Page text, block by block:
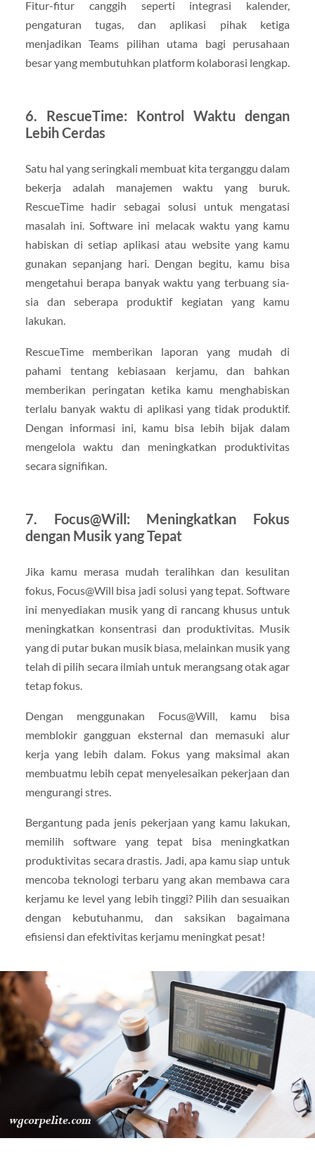
Fitur-fitur canggih seperti integrasi kalender,
pengaturan tugas, dan aplikasi pihak ketiga
menjadikan Teams pilihan utama bagi perusahaan
besar yang membutuhkan platform kolaborasi lengkap.
6. RescueTime: Kontrol Waktu dengan
Lebih Cerdas
Satu hal yang seringkali membuat kita terganggu dalam
bekerja adalah manajemen waktu yang buruk.
RescueTime hadir sebagai solusi untuk mengatasi
masalah ini. Software ini melacak waktu yang kamu
habiskan di setiap aplikasi atau website yang kamu
gunakan sepanjang hari. Dengan begitu, kamu bisa
mengetahui berapa banyak waktu yang terbuang sia-
sia dan seberapa produktif kegiatan yang kamu
lakukan.
RescueTime memberikan laporan yang mudah di
pahami tentang kebiasaan kerjamu, dan bahkan
memberikan peringatan ketika kamu menghabiskan
terlalu banyak waktu di aplikasi yang tidak produktif.
Dengan informasi ini, kamu bisa lebih bijak dalam
mengelola waktu dan meningkatkan produktivitas
secara signifikan.
7. Focus@Will: Meningkatkan Fokus
dengan Musik yang Tepat
Jika kamu merasa mudah teralihkan dan kesulitan
fokus, Focus@Will bisa jadi solusi yang tepat. Software
ini menyediakan musik yang di rancang khusus untuk
meningkatkan konsentrasi dan produktivitas. Musik
yang di putar bukan musik biasa, melainkan musik yang
telah di pilih secara ilmiah untuk merangsang otak agar
tetap fokus.
Dengan menggunakan Focus@Will, kamu bisa
memblokir gangguan eksternal dan memasuki alur
kerja yang lebih dalam. Fokus yang maksimal akan
membuatmu lebih cepat menyelesaikan pekerjaan dan
mengurangi stres.
Bergantung pada jenis pekerjaan yang kamu lakukan,
memilih software yang tepat bisa meningkatkan
produktivitas secara drastis. Jadi, apa kamu siap untuk
mencoba teknologi terbaru yang akan membawa cara
kerjamu ke level yang lebih tinggi? Pilih dan sesuaikan
dengan kebutuhanmu, dan saksikan bagaimana
efisiensi dan efektivitas kerjamu meningkat pesat!